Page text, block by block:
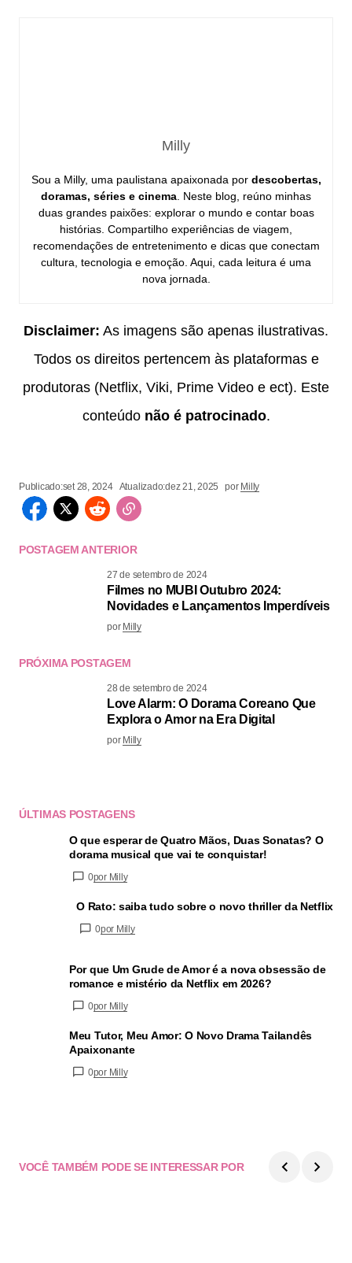
Milly
Sou a Milly, uma paulistana apaixonada por descobertas,
doramas, séries e cinema . Neste blog, reúno minhas
duas grandes paixões: explorar o mundo e contar boas
histórias. Compartilho experiências de viagem,
recomendações de entretenimento e dicas que conectam
cultura, tecnologia e emoção. Aqui, cada leitura é uma
nova jornada.
Disclaimer: As imagens são apenas ilustrativas.
Todos os direitos pertencem às plataformas e
produtoras (Netflix, Viki, Prime Video e ect). Este
conteúdo não é patrocinado.
Publicado:set 28, 2024 Atualizado:dez 21, 2025 por Milly
POSTAGEM ANTERIOR
27 de setembro de 2024
Filmes no MUBI Outubro 2024:
Novidades e Lançamentos Imperdíveis
por Milly
PRÓXIMA POSTAGEM
28 de setembro de 2024
Love Alarm: O Dorama Coreano Que
Explora o Amor na Era Digital
por Milly
ÚLTIMAS POSTAGENS
O que esperar de Quatro Mãos, Duas Sonatas? O
dorama musical que vai te conquistar!
0por Milly
O Rato: saiba tudo sobre o novo thriller da Netflix
0por Milly
Por que Um Grude de Amor é a nova obsessão de
romance e mistério da Netflix em 2026?
0por Milly
Meu Tutor, Meu Amor: O Novo Drama Tailandês
Apaixonante
0por Milly
VOCÊ TAMBÉM PODE SE INTERESSAR POR